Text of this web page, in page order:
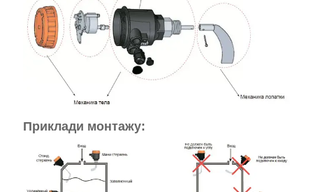
Приклади монтажу: